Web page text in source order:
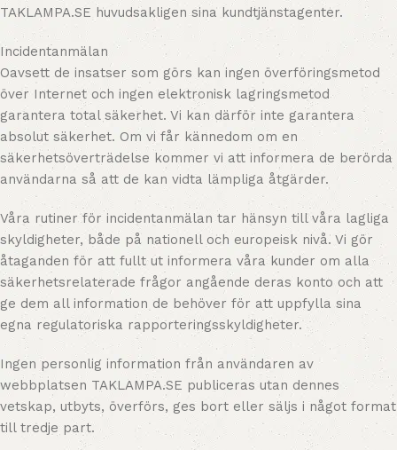
TAKLAMPA.SE huvudsakligen sina kundtjänstagenter.
Incidentanmälan
Oavsett de insatser som görs kan ingen överföringsmetod
över Internet och ingen elektronisk lagringsmetod
garantera total säkerhet. Vi kan därför inte garantera
absolut säkerhet. Om vi får kännedom om en
säkerhetsöverträdelse kommer vi att informera de berörda
användarna så att de kan vidta lämpliga åtgärder.
Våra rutiner för incidentanmälan tar hänsyn till våra lagliga
skyldigheter, både på nationell och europeisk nivå. Vi gör
åtaganden för att fullt ut informera våra kunder om alla
säkerhetsrelaterade frågor angående deras konto och att
ge dem all information de behöver för att uppfylla sina
egna regulatoriska rapporteringsskyldigheter.
Ingen personlig information från användaren av
webbplatsen TAKLAMPA.SE publiceras utan dennes
vetskap, utbyts, överförs, ges bort eller säljs i något format
till tredje part.